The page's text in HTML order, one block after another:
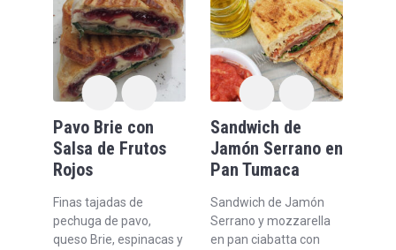
Pavo Brie con
Salsa de Frutos
Rojos
Finas tajadas de
pechuga de pavo,
queso Brie, espinacas y
Sandwich de
Jamón Serrano en
Pan Tumaca
Sandwich de Jamón
Serrano y mozzarella
en pan ciabatta con